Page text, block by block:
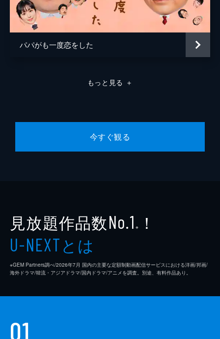
パパがも一度恋をした
もっと見る ＋
今すぐ観る
見放題作品数No.1 ※ ！
U-NEXTとは
※GEM Partners調べ/2026年7⽉ 国内の主要な定額制動画配信サービスにおける洋画/邦画/
海外ドラマ/韓流・アジアドラマ/国内ドラマ/アニメを調査。別途、有料作品あり。
01